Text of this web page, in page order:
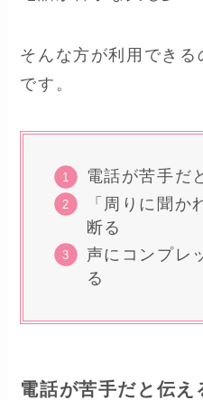
そんな方が利用でき
です。
電話が苦手だ
「周りに聞か
断る
声にコンプレ
る
電話が苦手だと伝え